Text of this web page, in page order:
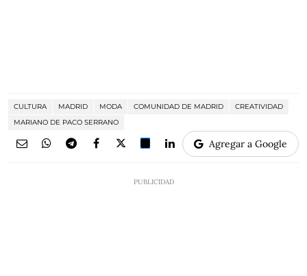
CULTURA MADRID MODA COMUNIDAD DE MADRID
CREATIVIDAD
MARIANO DE PACO SERRANO
Agregar a Google